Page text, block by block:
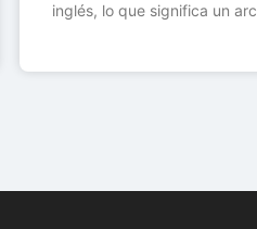
inglés, lo que significa un